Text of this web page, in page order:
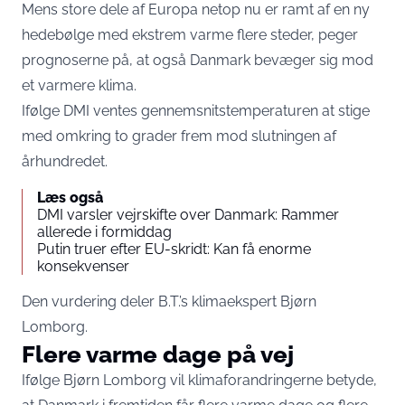
Mens store dele af Europa netop nu er ramt af en ny
hedebølge med ekstrem varme flere steder, peger
prognoserne på, at også Danmark bevæger sig mod
et varmere klima.
Ifølge DMI ventes gennemsnitstemperaturen at stige
med omkring to grader frem mod slutningen af
århundredet.
Læs også
DMI varsler vejrskifte over Danmark: Rammer
allerede i formiddag
Putin truer efter EU-skridt: Kan få enorme
konsekvenser
Den vurdering deler B.T.’s klimaekspert Bjørn
Lomborg.
Flere varme dage på vej
Ifølge Bjørn Lomborg vil klimaforandringerne betyde,